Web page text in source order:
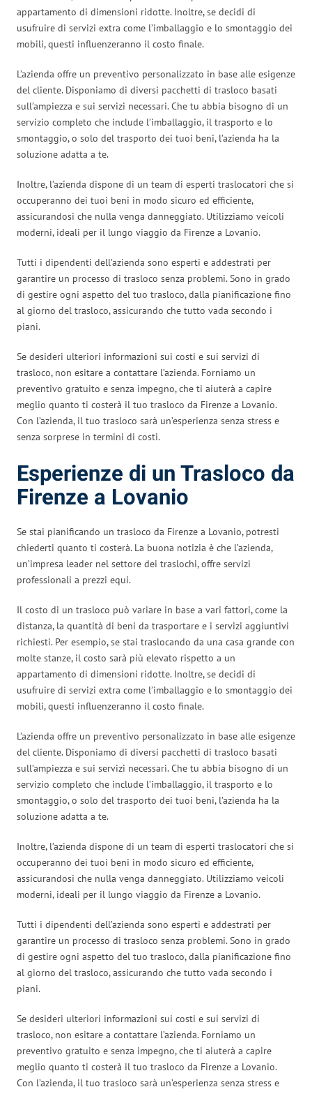
appartamento di dimensioni ridotte. Inoltre, se decidi di
usufruire di servizi extra come l’imballaggio e lo smontaggio dei
mobili, questi influenzeranno il costo finale.
L’azienda offre un preventivo personalizzato in base alle esigenze
del cliente. Disponiamo di diversi pacchetti di trasloco basati
sull’ampiezza e sui servizi necessari. Che tu abbia bisogno di un
servizio completo che include l’imballaggio, il trasporto e lo
smontaggio, o solo del trasporto dei tuoi beni, l’azienda ha la
soluzione adatta a te.
Inoltre, l’azienda dispone di un team di esperti traslocatori che si
occuperanno dei tuoi beni in modo sicuro ed efficiente,
assicurandosi che nulla venga danneggiato. Utilizziamo veicoli
moderni, ideali per il lungo viaggio da Firenze a Lovanio.
Tutti i dipendenti dell’azienda sono esperti e addestrati per
garantire un processo di trasloco senza problemi. Sono in grado
di gestire ogni aspetto del tuo trasloco, dalla pianificazione fino
al giorno del trasloco, assicurando che tutto vada secondo i
piani.
Se desideri ulteriori informazioni sui costi e sui servizi di
trasloco, non esitare a contattare l’azienda. Forniamo un
preventivo gratuito e senza impegno, che ti aiuterà a capire
meglio quanto ti costerà il tuo trasloco da Firenze a Lovanio.
Con l’azienda, il tuo trasloco sarà un’esperienza senza stress e
senza sorprese in termini di costi.
Esperienze di un Trasloco da
Firenze a Lovanio
Se stai pianificando un trasloco da Firenze a Lovanio, potresti
chiederti quanto ti costerà. La buona notizia è che l’azienda,
un’impresa leader nel settore dei traslochi, offre servizi
professionali a prezzi equi.
Il costo di un trasloco può variare in base a vari fattori, come la
distanza, la quantità di beni da trasportare e i servizi aggiuntivi
richiesti. Per esempio, se stai traslocando da una casa grande con
molte stanze, il costo sarà più elevato rispetto a un
appartamento di dimensioni ridotte. Inoltre, se decidi di
usufruire di servizi extra come l’imballaggio e lo smontaggio dei
mobili, questi influenzeranno il costo finale.
L’azienda offre un preventivo personalizzato in base alle esigenze
del cliente. Disponiamo di diversi pacchetti di trasloco basati
sull’ampiezza e sui servizi necessari. Che tu abbia bisogno di un
servizio completo che include l’imballaggio, il trasporto e lo
smontaggio, o solo del trasporto dei tuoi beni, l’azienda ha la
soluzione adatta a te.
Inoltre, l’azienda dispone di un team di esperti traslocatori che si
occuperanno dei tuoi beni in modo sicuro ed efficiente,
assicurandosi che nulla venga danneggiato. Utilizziamo veicoli
moderni, ideali per il lungo viaggio da Firenze a Lovanio.
Tutti i dipendenti dell’azienda sono esperti e addestrati per
garantire un processo di trasloco senza problemi. Sono in grado
di gestire ogni aspetto del tuo trasloco, dalla pianificazione fino
al giorno del trasloco, assicurando che tutto vada secondo i
piani.
Se desideri ulteriori informazioni sui costi e sui servizi di
trasloco, non esitare a contattare l’azienda. Forniamo un
preventivo gratuito e senza impegno, che ti aiuterà a capire
meglio quanto ti costerà il tuo trasloco da Firenze a Lovanio.
Con l’azienda, il tuo trasloco sarà un’esperienza senza stress e